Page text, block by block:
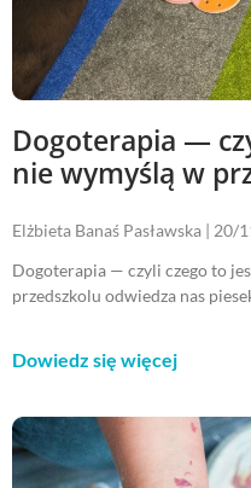
Dogoterapia —
nie wymyślą w
Elżbieta Banaś Pasławska
20/
Dogoterapia — czyli czego to
przedszkolu odwiedza nas
Dowiedz się więcej